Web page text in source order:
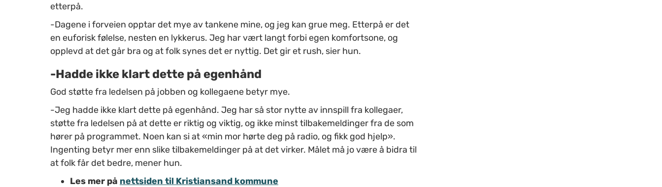
etterpå.
-Dagene i forveien opptar det mye av tankene mine, og jeg kan grue meg. Etterpå er det
en euforisk følelse, nesten en lykkerus. Jeg har vært langt forbi egen komfortsone, og
opplevd at det går bra og at folk synes det er nyttig. Det gir et rush, sier hun.
-Hadde ikke klart dette på egenhånd
God støtte fra ledelsen på jobben og kollegaene betyr mye.
-Jeg hadde ikke klart dette på egenhånd. Jeg har så stor nytte av innspill fra kollegaer,
støtte fra ledelsen på at dette er riktig og viktig, og ikke minst tilbakemeldinger fra de som
hører på programmet. Noen kan si at «min mor hørte deg på radio, og fikk god hjelp».
Ingenting betyr mer enn slike tilbakemeldinger på at det virker. Målet må jo være å bidra til
at folk får det bedre, mener hun.
Les mer på nettsiden til Kristiansand kommune